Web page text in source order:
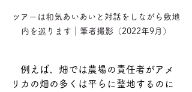
ツアーは和気あいあいと対話をしながら敷地
内を巡ります｜筆者撮影（2022年9月）
例えば、畑では農場の責任者がアメ
リカの畑の多くは平らに整地するのに